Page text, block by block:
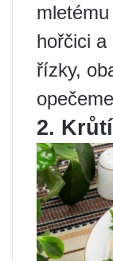
hořčici
řízky,
2.